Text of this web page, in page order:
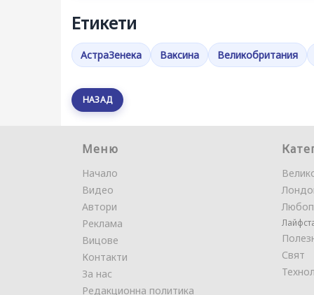
Етикети
АстраЗенека Ваксина Великобритания
НАЗАД
Меню
Начало
Видео
Автори
Реклама
Вицове
Контакти
За нас
Редакционна политика
Свят